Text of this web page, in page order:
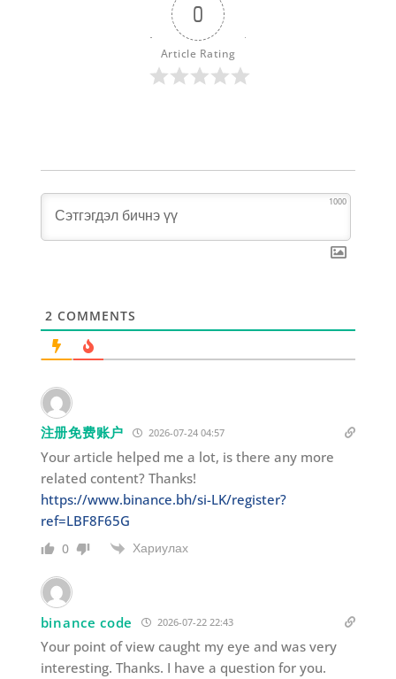
0
Article Rating
1000
2 COMMENTS
注册免费账户 2026-07-24 04:57
Your article helped me a lot, is there any more
related content? Thanks!
https://www.binance.bh/si-LK/register?
ref=LBF8F65G
0 Хариулах
binance code 2026-07-22 22:43
Your point of view caught my eye and was very
interesting. Thanks. I have a question for you.